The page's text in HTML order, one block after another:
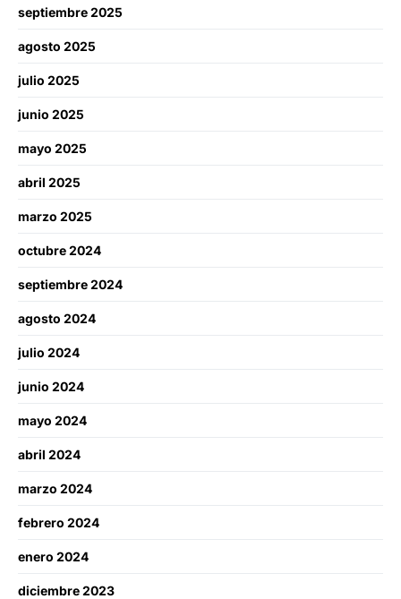
septiembre 2025
agosto 2025
julio 2025
junio 2025
mayo 2025
abril 2025
marzo 2025
octubre 2024
septiembre 2024
agosto 2024
julio 2024
junio 2024
mayo 2024
abril 2024
marzo 2024
febrero 2024
enero 2024
diciembre 2023